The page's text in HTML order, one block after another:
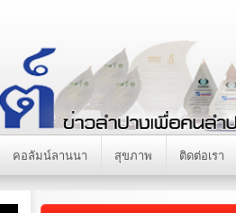
คอลัมน์ลานนา สุขภาพ ติดต่อเรา